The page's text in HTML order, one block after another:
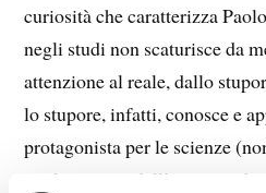
curiosità che caratterizza
negli studi non scaturisce da
attenzione al reale, dallo
lo stupore, infatti, conosce e
protagonista per le scienze
per le scienze dell’uomo,